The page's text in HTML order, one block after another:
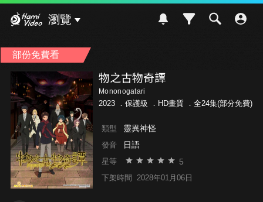
瀏覽
部份免費看
物之古物奇譚
Mononogatari
2023 ． 保護級 ．HD畫質 ．全24集(部分免費)
類型 靈異神怪
發音 日語
星等 5
下架時間 2028年01月06日